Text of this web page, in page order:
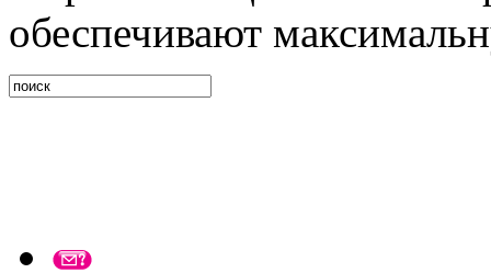
обеспечивают